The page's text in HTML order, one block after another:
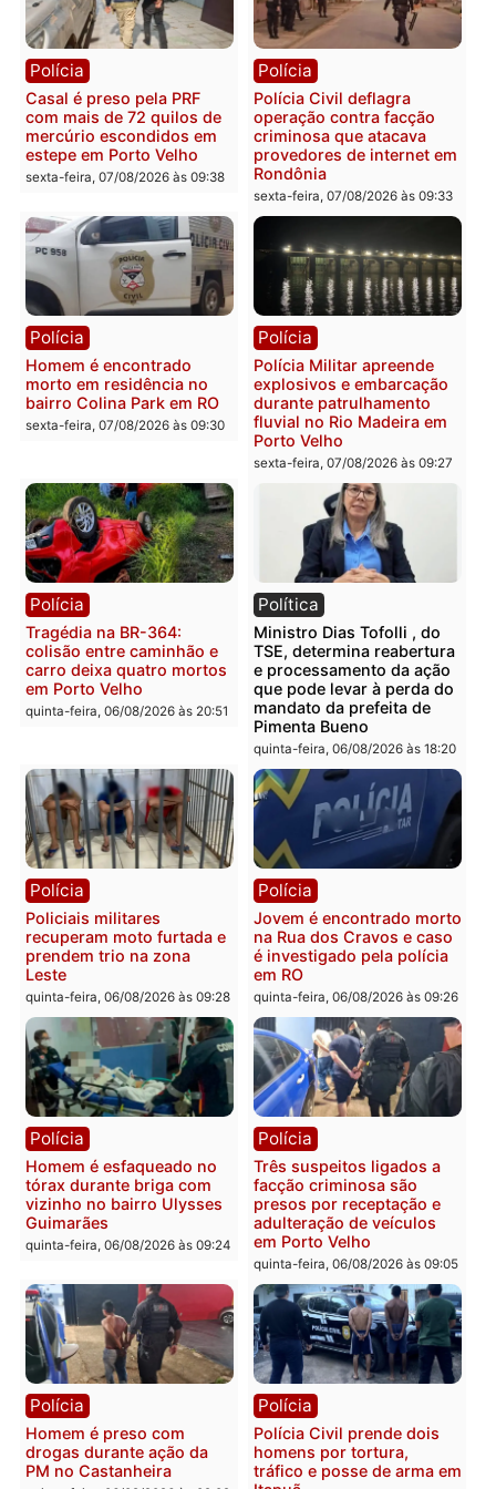
Plano de Governo com
228 projetos, metas
públicas e
acompanhamento de
resultados
sexta-feira, 07/08/2026 às 18:49
Evanildo pode ser o
primeiro pastor de
Rondônia na Câmara
Federal
sexta-feira, 07/08/2026 às
Polícia
2 MILHÕES – Unnesa
apresenta documentos
que comprovam
transparência e legalidade
na operação alvo da PF
sexta-feira, 07/08/2026 às 12:24
Polícia
Polícia Federal apreende
400 quilos de drogas e
prende motorista em RO
sexta-feira, 07/08/2026 às
Polícia
Casal é preso pela PRF
com mais de 72 quilos de
mercúrio escondidos em
estepe em Porto Velho
sexta-feira, 07/08/2026 às 09:38
Polícia
Polícia Civil deflagra
operação contra facção
criminosa que atacava
provedores de internet
Rondônia
sexta-feira, 07/08/2026 às
Polícia
Homem é encontrado
morto em residência no
bairro Colina Park em RO
sexta-feira, 07/08/2026 às 09:30
Polícia
Polícia Militar apreende
explosivos e
durante patrulhamento
fluvial no Rio Madeira em
Porto Velho
Polícia
Tragédia na BR-364:
colisão entre caminhão e
carro deixa quatro mortos
quinta-feira, 06/08/2026 às 20:51
Política
Ministro Dias Tofolli , do
TSE, determina
e processamento da
que pode levar à perda
mandato da prefeita de
Pimenta Bueno
quinta-feira, 06/08/2026 às